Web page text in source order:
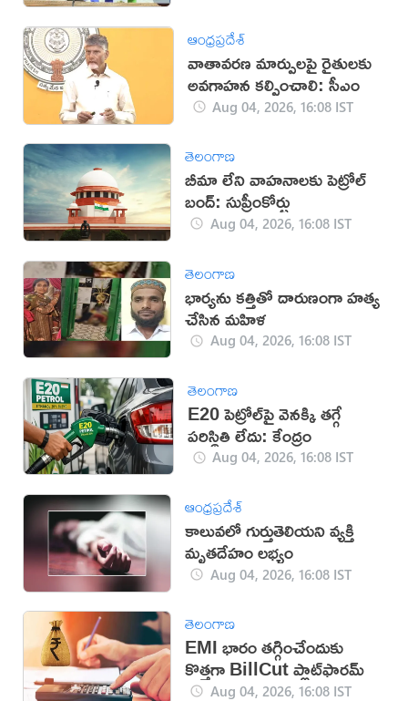
ఆంధ్రప్రదేశ్
వాతావరణ మార్పులపై రైతులకు
అవగాహన కల్పించాలి: సీఎం
Aug 04, 2026, 16:08 IST
తెలంగాణ
బీమా లేని వాహనాలకు పెట్రోల్
బంద్: సుప్రీంకోర్టు
Aug 04, 2026, 16:08 IST
తెలంగాణ
భార్యను కత్తితో దారుణంగా హత్య
చేసిన మహిళ
Aug 04, 2026, 16:08 IST
తెలంగాణ
E20 పెట్రోల్‌పై వెనక్కి తగ్గే
పరిస్థితి లేదు: కేంద్రం
Aug 04, 2026, 16:08 IST
ఆంధ్రప్రదేశ్
కాలువలో గుర్తుతెలియని వ్యక్తి
మృతదేహం లభ్యం
Aug 04, 2026, 16:08 IST
తెలంగాణ
EMI భారం తగ్గించేందుకు
కొత్తగా BillCut ప్లాట్‌ఫారమ్
Aug 04, 2026, 16:08 IST